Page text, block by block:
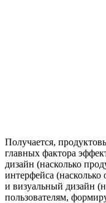
Получается,
главных фактора
дизайн (насколько
интерфейса
и визуальный дизайн
пользователям,